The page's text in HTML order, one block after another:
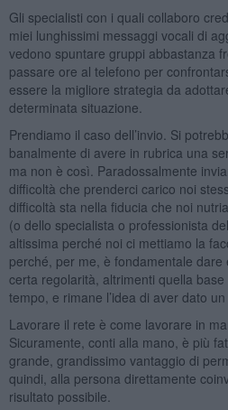
Gli specialisti con i quali collaboro
miei lunghissimi messaggi vocali di
vedono spuntare gruppi abbastanza
passare ore al telefono per
essere la migliore strategia da
determinata situazione.
Prendiamo il caso dell’invio. Si
banalmente di avere in rubrica una
ma non è così. Paradossalmente
difficoltà che prenderci carico noi
difficoltà sta nella fiducia che noi
(o dello specialista o professionista
altissima perché noi ci mettiamo la
perché, per me, è fondamentale
certa regolarità, altrimenti quella
tempo, e rimane l’idea di aver dato
Lavorare il rete è come lavorare in
Sicuramente, conti alla mano, è più
grande, grandissimo vantaggio di
quindi, alla persona direttamente
risultato possibile.